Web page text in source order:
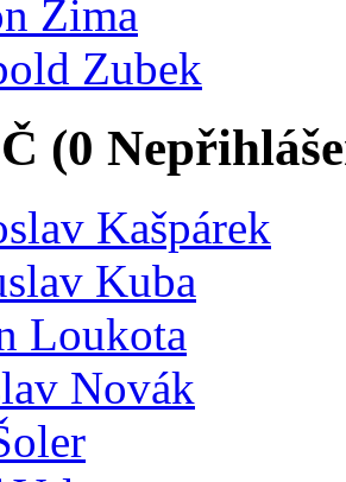
Zima
Zubek
(0
Kašpárek
Kuba
Loukota
Novák